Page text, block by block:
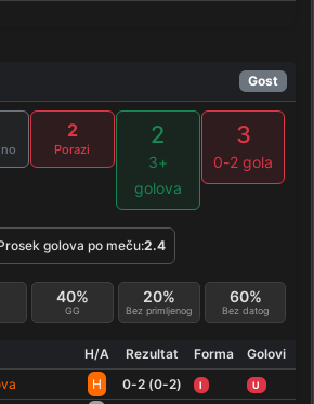
Gost
2
Porazi
2
3+
golova
3
0-2 gola
golova po meču:2.4
GG
40%
Bez primljenog
20%
Bez datog
60%
H/A Rezultat Forma
Golovi
H 0-2 (0-2) I U